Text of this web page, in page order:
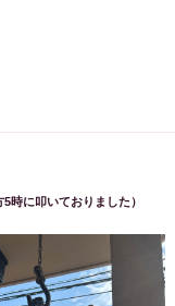
時に叩いておりました）